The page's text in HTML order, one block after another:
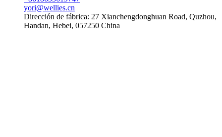
yori@wellies.cn
Dirección de fábrica: 27 Xianchengdonghuan Road, Quzhou,
Handan, Hebei, 057250 China